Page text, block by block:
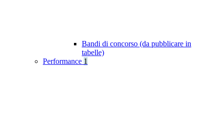
Bandi di concorso (da pubblicare in
tabelle)
Performance 1